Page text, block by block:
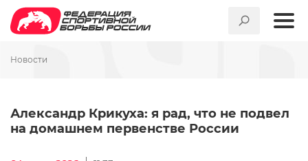
Новости
Александр Крикуха: я рад, что не подвел
на домашнем первенстве России